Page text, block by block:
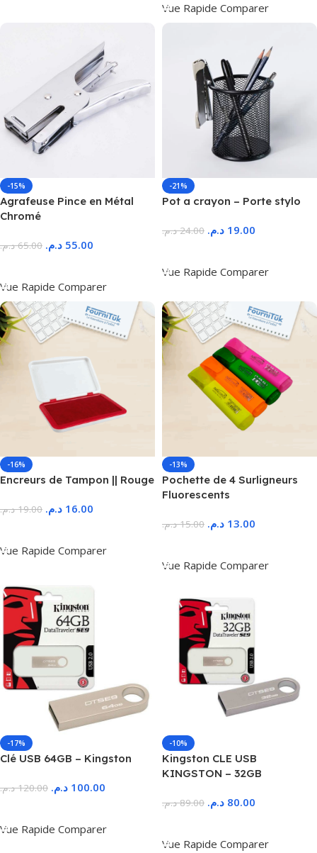
Vue Rapide Comparer
-15%
Agrafeuse Pince en Métal
Chromé
65.00 د.م. 55.00 د.م.
Vue Rapide Comparer
-21%
Pot a crayon – Porte stylo
24.00 د.م. 19.00 د.م.
Vue Rapide Comparer
-16%
Encreurs de Tampon || Rouge
19.00 د.م. 16.00 د.م.
Vue Rapide Comparer
-13%
Pochette de 4 Surligneurs
Fluorescents
15.00 د.م. 13.00 د.م.
Vue Rapide Comparer
-17%
Clé USB 64GB – Kingston
120.00 د.م. 100.00 د.م.
Vue Rapide Comparer
-10%
Kingston CLE USB
KINGSTON – 32GB
89.00 د.م. 80.00 د.م.
Vue Rapide Comparer